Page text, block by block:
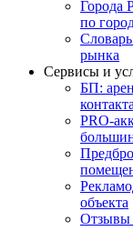
Города
по
рынка
Сервисы и
БП:
PRO-
объекта
Отзывы